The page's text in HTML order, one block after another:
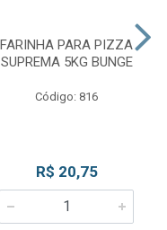
FARINHA PARA PIZZA
SUPREMA 5KG BUNGE
Código: 816
R$ 20,75